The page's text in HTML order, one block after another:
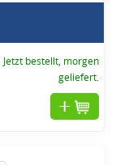
Jetzt bestellt, morgen
geliefert.